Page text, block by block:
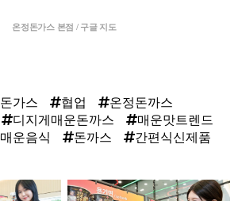
온정돈가스 본점 / 구글 지도
돈가스 협업
온정돈까스
디지게매운돈까스
매운맛트렌드
매운음식 돈까스
간편식신제품